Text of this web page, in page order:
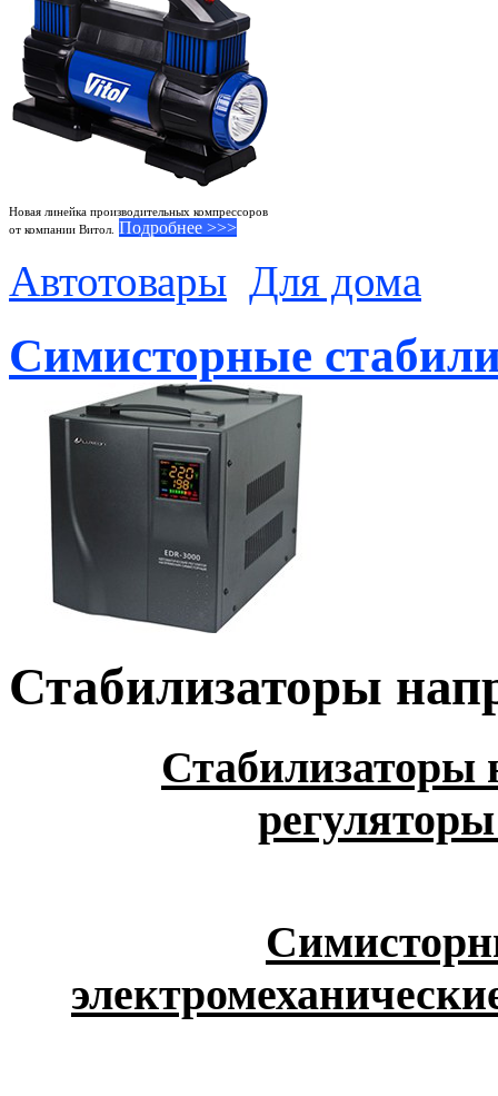
Новая линейка производительных компрессоров
от компании Витол.
Подробнее >>>
Автотовары Для дома
Симисторные
Стабилизаторы
Стабилизаторы